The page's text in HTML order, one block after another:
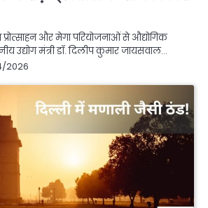
और मेगा परियोजनाओं से औद्योगिक
उद्योग मंत्री डॉ. दिलीप कुमार जायसवाल…
2026